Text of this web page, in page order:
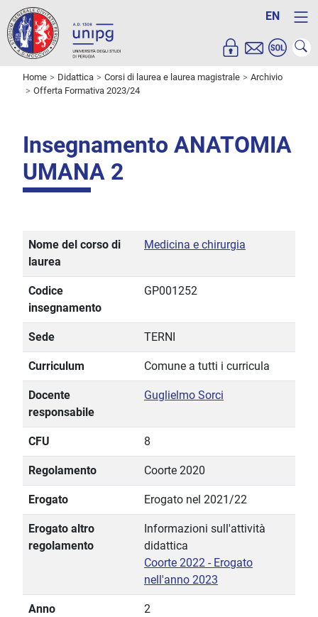
EN
Home Didattica Corsi di laurea e laurea magistrale
Archivio
Offerta Formativa 2023/24
Insegnamento ANATOMIA
UMANA 2
Nome del corso di
laurea
Medicina e chirurgia
Codice
insegnamento
GP001252
Sede TERNI
Curriculum Comune a tutti i curricula
Docente
responsabile
Guglielmo Sorci
CFU 8
Regolamento Coorte 2020
Erogato Erogato nel 2021/22
Erogato altro
regolamento
Informazioni sull'attività
didattica
Coorte 2022 - Erogato
nell'anno 2023
Anno 2